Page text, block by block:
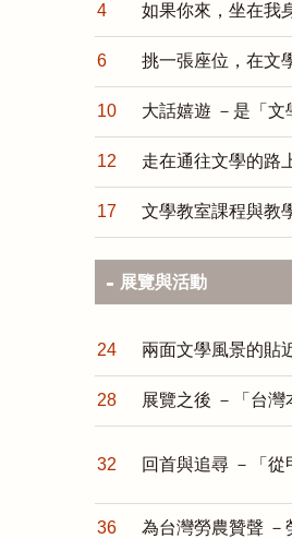
4 如果你來，坐在我
6 挑一張座位，在文
10 大話嬉遊 －是「
12 走在通往文學的路
17 文學教室課程與教
展覽與活動
24 兩面文學風景的貼
28 展覽之後 －「台
32 回首與追尋 －「
36 為台灣勞農贊聲 －